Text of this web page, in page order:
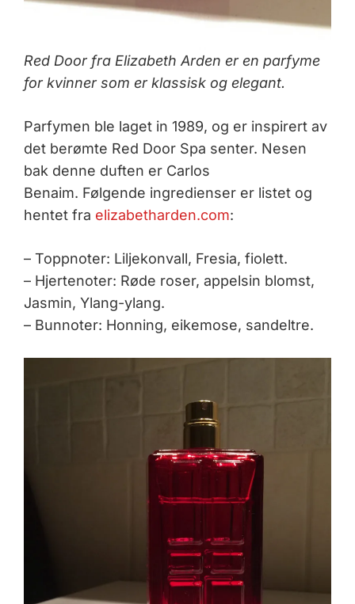
Red Door fra Elizabeth Arden er en parfyme
for kvinner som er klassisk og elegant.
Parfymen ble laget in 1989, og er inspirert av
det berømte Red Door Spa senter. Nesen
bak denne duften er Carlos
Benaim. Følgende ingredienser er listet og
hentet fra elizabetharden.com:
– Toppnoter: Liljekonvall, Fresia, fiolett.
– Hjertenoter: Røde roser, appelsin blomst,
Jasmin, Ylang-ylang.
– Bunnoter: Honning, eikemose, sandeltre.